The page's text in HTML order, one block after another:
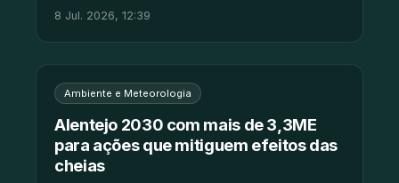
8 Jul. 2026, 12:39
Ambiente e Meteorologia
Alentejo 2030 com mais de 3,3ME
para ações que mitiguem efeitos das
cheias